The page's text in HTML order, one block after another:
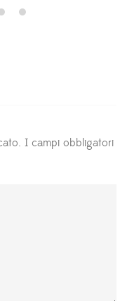
I campi obbligatori